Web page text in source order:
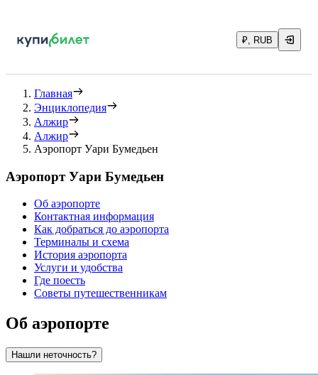
₽, RUB
Главная
Энциклопедия
Алжир
Алжир
Аэропорт Уари Бумедьен
Аэропорт Уари Бумедьен
Об аэропорте
Контактная информация
Как добраться до аэропорта
Терминалы и схема
История аэропорта
Услуги и удобства
Где поесть
Советы путешественникам
Об аэропорте
Нашли неточность?